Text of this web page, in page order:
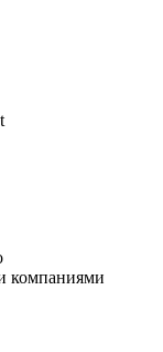
компаниями